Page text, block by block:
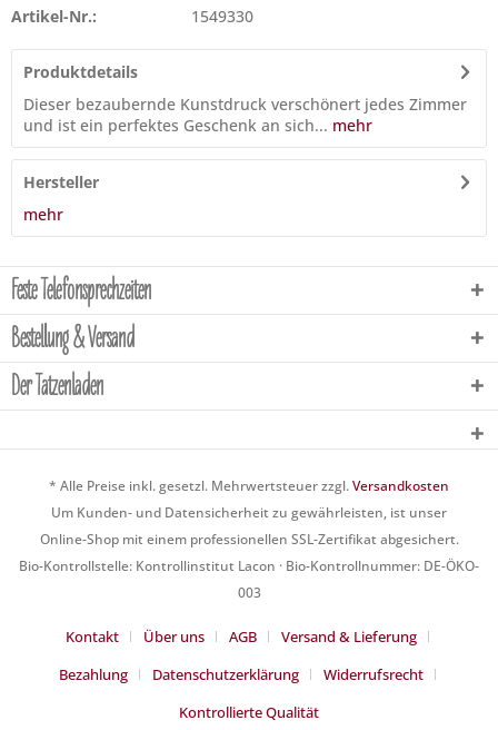
Artikel-Nr.: 1549330
Produktdetails
Dieser bezaubernde Kunstdruck verschönert jedes Zimmer
und ist ein perfektes Geschenk an sich... mehr
Hersteller
mehr
Feste Telefonsprechzeiten
Bestellung & Versand
Der Tatzenladen
* Alle Preise inkl. gesetzl. Mehrwertsteuer zzgl.Versandkosten
Um Kunden- und Datensicherheit zu gewährleisten, ist unser
Online-Shop mit einem professionellen SSL-Zertifikat abgesichert.
Bio-Kontrollstelle: Kontrollinstitut Lacon · Bio-Kontrollnummer: DE-ÖKO-
003
Kontakt Über uns AGB
Versand & Lieferung
Bezahlung
Datenschutzerklärung
Widerrufsrecht
Kontrollierte Qualität